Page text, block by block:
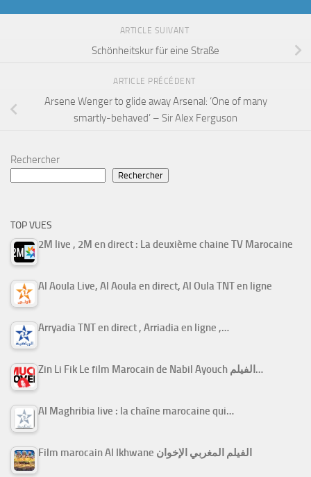
ARTICLE SUIVANT
Schönheitskur für eine Straße
ARTICLE PRÉCÉDENT
Arsene Wenger to glide away Arsenal: ‘One of many
smartly-behaved’ – Sir Alex Ferguson
Rechercher
Rechercher
TOP VUES
2M live , 2M en direct : La deuxième chaine TV Marocaine
Al Aoula Live, Al Aoula en direct, Al Oula TNT en ligne
Arryadia TNT en direct , Arriadia en ligne ,…
Zin Li Fik Le film Marocain de Nabil Ayouch الفيلم…
Al Maghribia live : la chaîne marocaine qui…
Film marocain Al Ikhwane الفيلم المغربي الإخوان